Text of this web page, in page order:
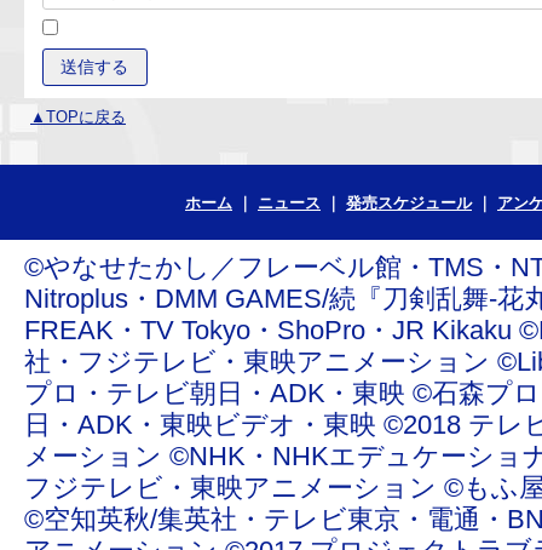
▲TOPに戻る
ホーム ニュース 発売スケジュール アン
©やなせたかし／フレーベル館・TMS・
Nitroplus・DMM GAMES/続『刀剣乱舞-
FREAK・TV Tokyo・ShoPro・JR
社・フジテレビ・東映アニメーション
プロ・テレビ朝日・ADK・東映 ©石森プ
日・ADK・東映ビデオ・東映 ©2018 テ
メーション ©NHK・NHKエデュケーシ
フジテレビ・東映アニメーション ©もふ
©空知英秋/集英社・テレビ東京・電通・